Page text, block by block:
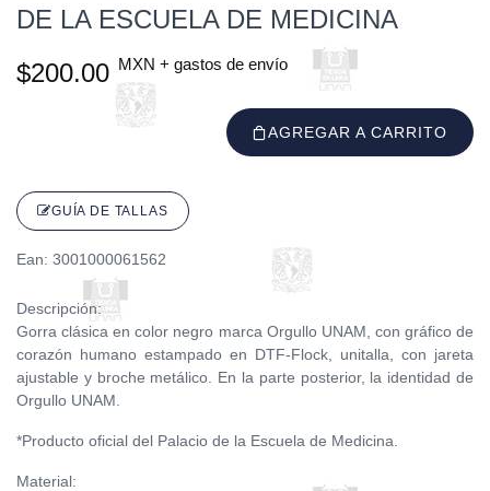
DE LA ESCUELA DE MEDICINA
$200.00 MXN + gastos de envío
AGREGAR A CARRITO
GUÍA DE TALLAS
Ean: 3001000061562
Descripción:
Gorra clásica en color negro marca Orgullo UNAM, con gráfico de
corazón humano estampado en DTF-Flock, unitalla, con jareta
ajustable y broche metálico. En la parte posterior, la identidad de
Orgullo UNAM.
*Producto oficial del Palacio de la Escuela de Medicina.
Material: